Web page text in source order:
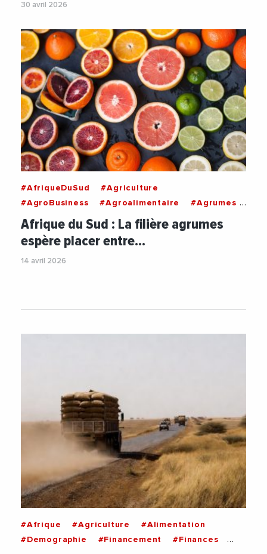
30 avril 2026
#AfriqueDuSud
#Agriculture
#AgroBusiness
#Agroalimentaire
#Agrumes
#Alimentation
#Commerce
#Fruits
Afrique du Sud : La filière agrumes
espère placer entre…
14 avril 2026
#Afrique #Agriculture
#Alimentation
#Demographie
#Financement
#Finances